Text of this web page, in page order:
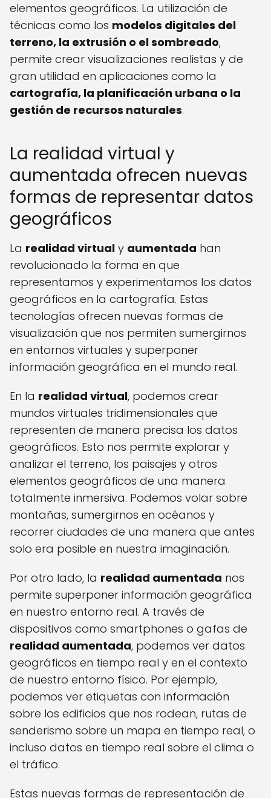
elementos geográficos. La utilización de
técnicas como los modelos digitales del
terreno, la extrusión o el sombreado,
permite crear visualizaciones realistas y de
gran utilidad en aplicaciones como la
cartografía, la planificación urbana o la
gestión de recursos naturales.
La realidad virtual y
aumentada ofrecen nuevas
formas de representar datos
geográficos
La realidad virtual y aumentada han
revolucionado la forma en que
representamos y experimentamos los datos
geográficos en la cartografía. Estas
tecnologías ofrecen nuevas formas de
visualización que nos permiten sumergirnos
en entornos virtuales y superponer
información geográfica en el mundo real.
En la realidad virtual, podemos crear
mundos virtuales tridimensionales que
representen de manera precisa los datos
geográficos. Esto nos permite explorar y
analizar el terreno, los paisajes y otros
elementos geográficos de una manera
totalmente inmersiva. Podemos volar sobre
montañas, sumergirnos en océanos y
recorrer ciudades de una manera que antes
solo era posible en nuestra imaginación.
Por otro lado, la realidad aumentada nos
permite superponer información geográfica
en nuestro entorno real. A través de
dispositivos como smartphones o gafas de
realidad aumentada, podemos ver datos
geográficos en tiempo real y en el contexto
de nuestro entorno físico. Por ejemplo,
podemos ver etiquetas con información
sobre los edificios que nos rodean, rutas de
senderismo sobre un mapa en tiempo real, o
incluso datos en tiempo real sobre el clima o
el tráfico.
Estas nuevas formas de representación de